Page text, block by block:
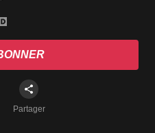
Partager